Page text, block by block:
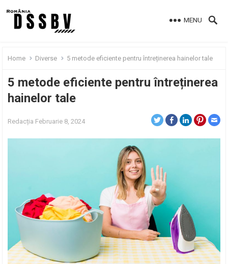
MENU
Home Diverse 5 metode eficiente pentru întreținerea hainelor tale
5 metode eficiente pentru întreținerea
hainelor tale
Redacția Februarie 8, 2024